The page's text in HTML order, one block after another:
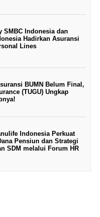
SMBC Indonesia dan
Hadirkan Asuransi
Lines
BUMN Belum Final,
(TUGU) Ungkap
Indonesia Perkuat
Pensiun dan Strategi
SDM melalui Forum HR